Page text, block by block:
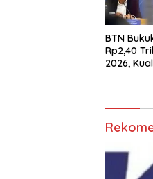
BTN
Rp2,40
2026,